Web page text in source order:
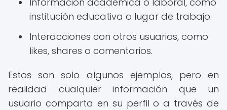
institución educativa o lugar de trabajo.
Interacciones con otros usuarios, como
likes, shares o comentarios.
Estos son solo algunos ejemplos, pero en
realidad cualquier información que un
usuario comparta en su perfil o a través de